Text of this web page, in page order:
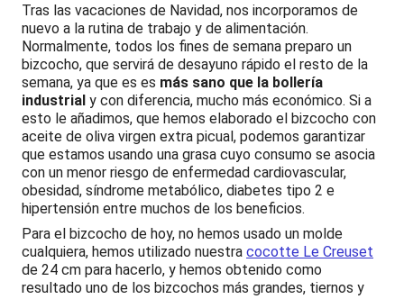
Tras las vacaciones de Navidad, nos incorporamos de
nuevo a la rutina de trabajo y de alimentación.
Normalmente, todos los fines de semana preparo un
bizcocho, que servirá de desayuno rápido el resto de la
semana, ya que es es más sano que la bollería
industrial y con diferencia, mucho más económico. Si a
esto le añadimos, que hemos elaborado el bizcocho con
aceite de oliva virgen extra picual, podemos garantizar
que estamos usando una grasa cuyo consumo se asocia
con un menor riesgo de enfermedad cardiovascular,
obesidad, síndrome metabólico, diabetes tipo 2 e
hipertensión entre muchos de los beneficios.
Para el bizcocho de hoy, no hemos usado un molde
cualquiera, hemos utilizado nuestra cocotte Le Creuset
de 24 cm para hacerlo, y hemos obtenido como
resultado uno de los bizcochos más grandes, tiernos y